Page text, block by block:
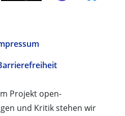
Projekt open-
und Kritik stehen wir